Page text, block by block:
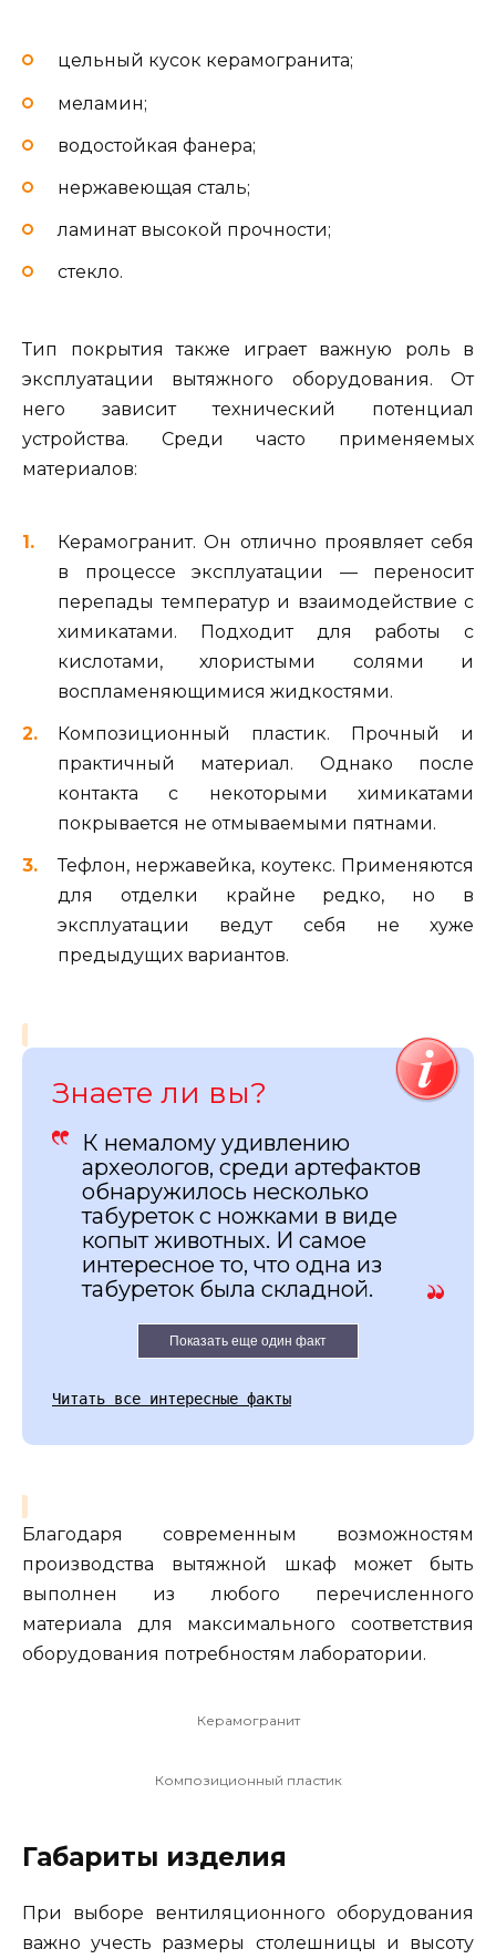
цельный кусок керамогранита;
меламин;
водостойкая фанера;
нержавеющая сталь;
ламинат высокой прочности;
стекло.
Тип покрытия также играет важную роль в
эксплуатации вытяжного оборудования. От
него зависит технический потенциал
устройства. Среди часто применяемых
материалов:
Керамогранит. Он отлично проявляет себя
в процессе эксплуатации — переносит
перепады температур и взаимодействие с
химикатами. Подходит для работы с
кислотами, хлористыми солями и
воспламеняющимися жидкостями.
Композиционный пластик. Прочный и
практичный материал. Однако после
контакта с некоторыми химикатами
покрывается не отмываемыми пятнами.
Тефлон, нержавейка, коутекс. Применяются
для отделки крайне редко, но в
эксплуатации ведут себя не хуже
предыдущих вариантов.
Знаете ли вы?
К немалому удивлению
археологов, среди артефактов
обнаружилось несколько
табуреток с ножками в виде
копыт животных. И самое
интересное то, что одна из
табуреток была складной.
Показать еще один факт
Читать все интересные факты
Благодаря современным возможностям
производства вытяжной шкаф может быть
выполнен из любого перечисленного
материала для максимального соответствия
оборудования потребностям лаборатории.
Керамогранит
Композиционный пластик
Габариты изделия
При выборе вентиляционного оборудования
важно учесть размеры столешницы и высоту